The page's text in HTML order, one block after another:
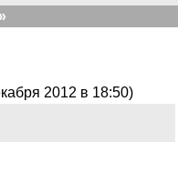
2012 в 18:50)